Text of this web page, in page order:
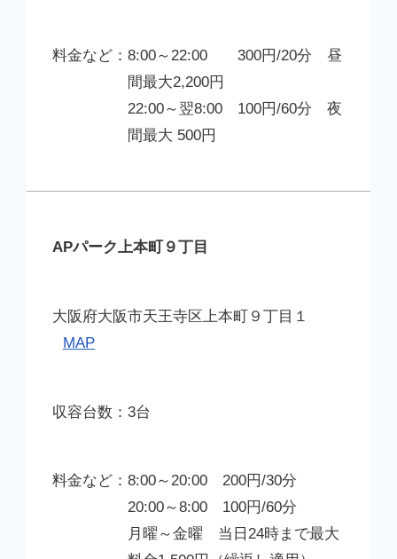
8:00～22:00 300円/20分 昼
間最大2,200円
22:00～翌8:00 100円/60分 夜
間最大 500円
APパーク上本町９丁目
大阪府大阪市天王寺区上本町９丁目１
MAP
3台
8:00～20:00 200円/30分
20:00～8:00 100円/60分
月曜～金曜 当日24時まで最大